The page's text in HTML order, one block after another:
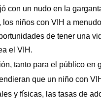
con un nudo en la
niños con VIH a
de tener una
el VIH.
tanto para el público en
que un niño con
y físicas, las tasas de